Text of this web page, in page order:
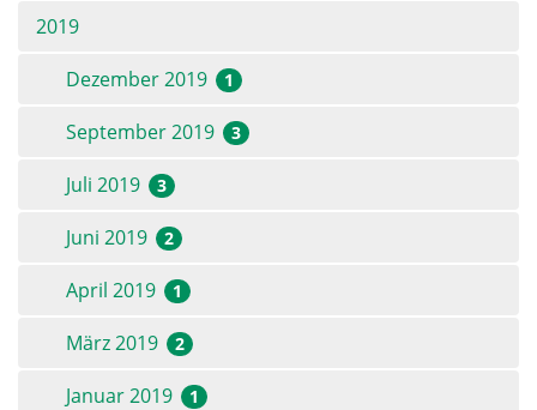
2019
Dezember 2019
1
September 2019 3
Juli 2019 3
Juni 2019 2
April 2019 1
März 2019 2
Januar 2019 1